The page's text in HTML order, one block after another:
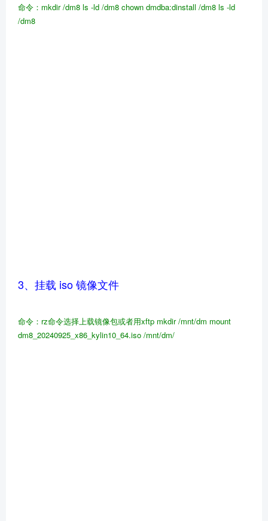
命令：mkdir /dm8 ls -ld /dm8 chown dmdba:dinstall /dm8 ls -ld
/dm8
3、挂载 iso 镜像文件
命令：rz命令选择上载镜像包或者用xftp mkdir /mnt/dm mount
dm8_20240925_x86_kylin10_64.iso /mnt/dm/